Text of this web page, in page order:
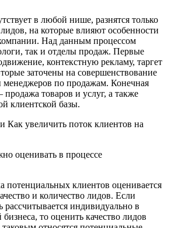
в любой нише, разнятся только
на которые влияют особенности
Над данным процессом
так и отделы продаж. Первые
контекстную рекламу, таргет
заточены на совершенствование
менеджеров по продажам. Конечная
продажа товаров и услуг, а также
клиентской базы.
оценивать в процессе
потенциальных клиентов оценивается
и количество лидов. Если
рассчитывается индивидуально в
то оценить качество лидов